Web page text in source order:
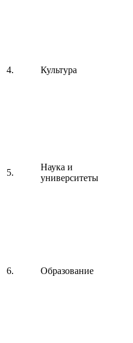
4. Культура
5.
Наука и
университеты
6. Образование